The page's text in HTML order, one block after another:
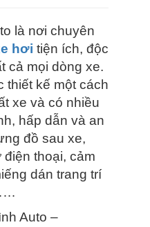
là nơi chuyên
hơi tiện ích, độc
cả mọi dòng xe.
thiết kế một cách
xe và có nhiều
hấp dẫn và an
đồ sau xe,
thoại, cảm
dán trang trí
Auto –